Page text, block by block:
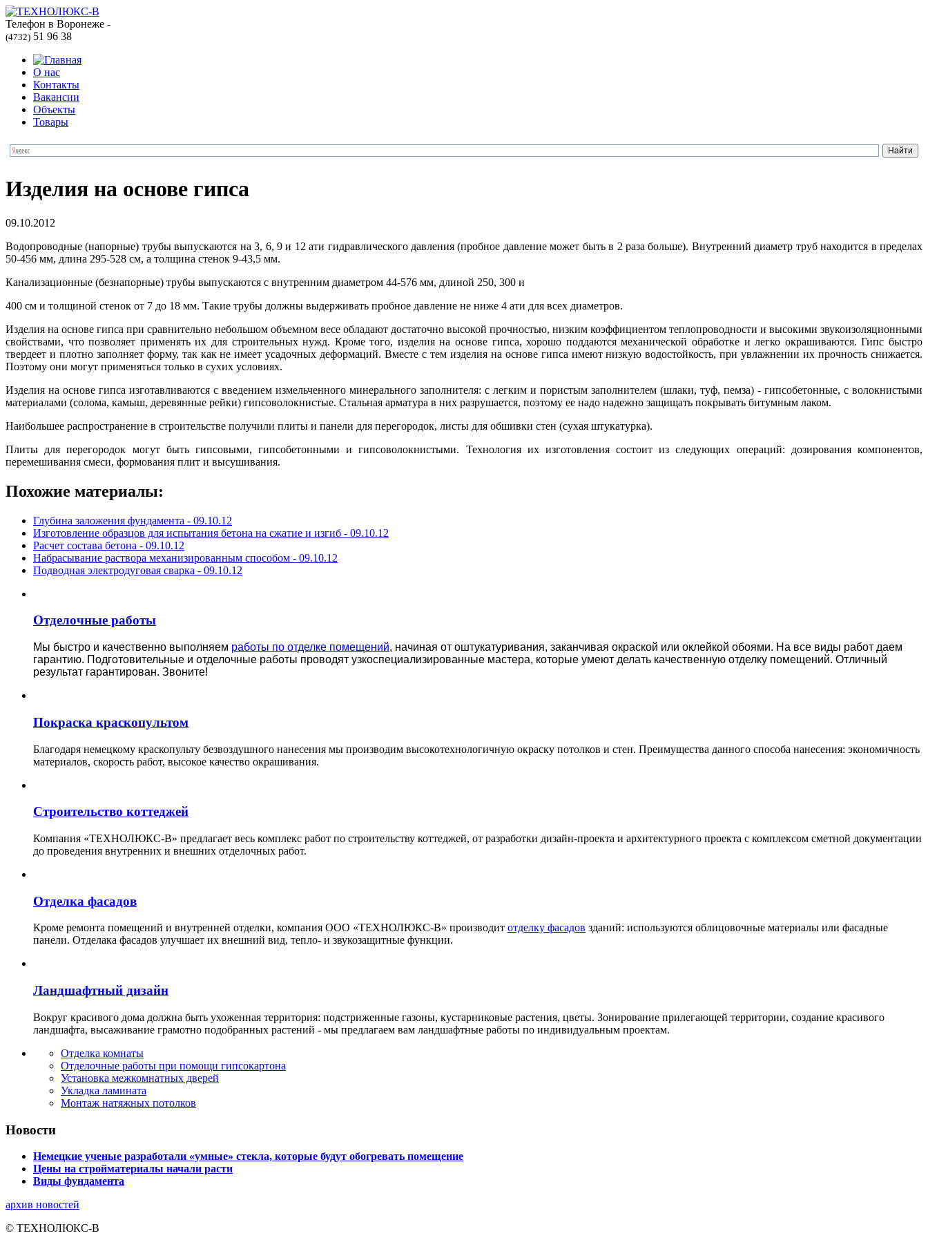
Телефон в Воронеже -
(4732) 51 96 38
О нас
Контакты
Вакансии
Объекты
Товары
Изделия на основе гипса
09.10.2012
Водопроводные (напорные) трубы выпускаются на 3, 6, 9 и 12 ати гидравлического давления (пробное давление может быть в 2 раза больше). Внутренний диаметр труб находится в пределах
50-456 мм, длина 295-528 см, а толщина стенок 9-43,5 мм.
Канализационные (безнапорные) трубы выпускаются с внутренним диаметром 44-576 мм, длиной 250, 300 и
400 см и толщиной стенок от 7 до 18 мм. Такие трубы должны выдерживать пробное давление не ниже 4 ати для всех диаметров.
Изделия на основе гипса при сравнительно небольшом объемном весе обладают достаточно высокой прочностью, низким коэффициентом теплопроводности и высокими звукоизоляционными
свойствами, что позволяет применять их для строительных нужд. Кроме того, изделия на основе гипса, хорошо поддаются механической обработке и легко окрашиваются. Гипс быстро
твердеет и плотно заполняет форму, так как не имеет усадочных деформаций. Вместе с тем изделия на основе гипса имеют низкую водостойкость, при увлажнении их прочность снижается.
Поэтому они могут применяться только в сухих условиях.
Изделия на основе гипса изготавливаются с введением измельченного минерального заполнителя: с легким и пористым заполнителем (шлаки, туф, пемза) - гипсобетонные, с волокнистыми
материалами (солома, камыш, деревянные рейки) гипсоволокнистые. Стальная арматура в них разрушается, поэтому ее надо надежно защищать покрывать битумным лаком.
Наибольшее распространение в строительстве получили плиты и панели для перегородок, листы для обшивки стен (сухая штукатурка).
Плиты для перегородок могут быть гипсовыми, гипсобетонными и гипсоволокнистыми. Технология их изготовления состоит из следующих операций: дозирования компонентов,
перемешивания смеси, формования плит и высушивания.
Похожие материалы:
Глубина заложения фундамента - 09.10.12
Изготовление образцов для испытания бетона на сжатие и изгиб - 09.10.12
Расчет состава бетона - 09.10.12
Набрасывание раствора механизированным способом - 09.10.12
Подводная электродуговая сварка - 09.10.12
Отделочные работы
Мы быстро и качественно выполняем работы по отделке помещений, начиная от оштукатуривания, заканчивая окраской или оклейкой обоями. На все виды работ даем
гарантию. Подготовительные и отделочные работы проводят узкоспециализированные мастера, которые умеют делать качественную отделку помещений. Отличный
результат гарантирован. Звоните!
Покраска краскопультом
Благодаря немецкому краскопульту безвоздушного нанесения мы производим высокотехнологичную окраску потолков и стен. Преимущества данного способа нанесения: экономичность
материалов, скорость работ, высокое качество окрашивания.
Строительство коттеджей
Компания «ТЕХНОЛЮКС-В» предлагает весь комплекс работ по строительству коттеджей, от разработки дизайн-проекта и архитектурного проекта с комплексом сметной документации
до проведения внутренних и внешних отделочных работ.
Отделка фасадов
Кроме ремонта помещений и внутренней отделки, компания ООО «ТЕХНОЛЮКС-В» производит отделку фасадов зданий: используются облицовочные материалы или фасадные
панели. Отделака фасадов улучшает их внешний вид, тепло- и звукозащитные функции.
Ландшафтный дизайн
Вокруг красивого дома должна быть ухоженная территория: подстриженные газоны, кустарниковые растения, цветы. Зонирование прилегающей территории, создание красивого
ландшафта, высаживание грамотно подобранных растений - мы предлагаем вам ландшафтные работы по индивидуальным проектам.
Отделка комнаты
Отделочные работы при помощи гипсокартона
Установка межкомнатных дверей
Укладка ламината
Монтаж натяжных потолков
Новости
Немецкие ученые разработали «умные» стекла, которые будут обогревать помещение
Цены на стройматериалы начали расти
Виды фундамента
архив новостей
© ТЕХНОЛЮКС-В